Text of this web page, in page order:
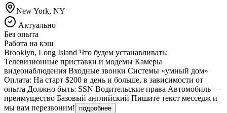
New York, NY
Актуально
Без опыта
Работа на кэш
Brooklyn, Long Island Что будем устанавливать:
Телевизионные приставки и модемы Камеры
видеонаблюдения Входные звонки Системы «умный дом»
Оплата: На старт $200 в день и больше, в зависимости от
опыта Должно быть: SSN Водительские права Автомобиль —
преимущество Базовый английский Пишите текст месседж и
мы вам перезвоним!
подробнее